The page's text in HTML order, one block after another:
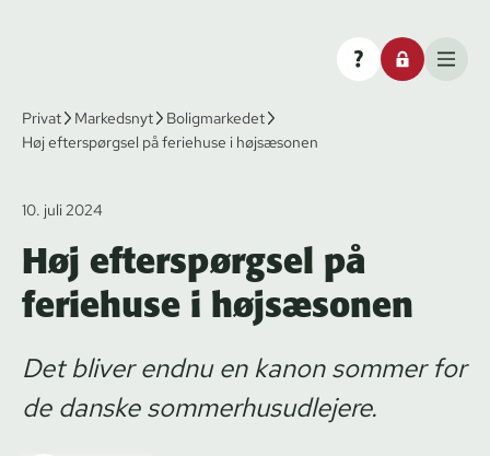
Privat Markedsnyt
Boligmarkedet
Høj efterspørgsel på feriehuse i højsæsonen
10. juli 2024
Høj efterspørgsel på
feriehuse i højsæsonen
Det bliver endnu en kanon sommer for
de danske sommerhusudlejere.